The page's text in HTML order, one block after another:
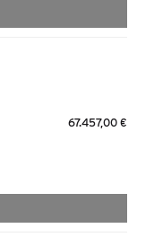
67.457,00 €